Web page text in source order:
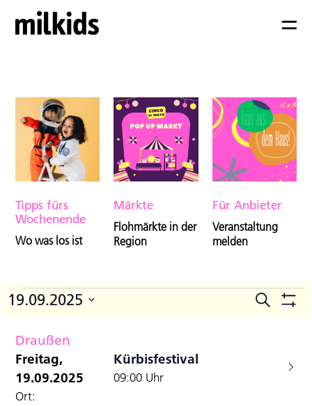
Tipps fürs
Wochenende
Wo was los ist
Märkte
Flohmärkte in der
Region
Für Anbieter
Veranstaltung
melden
Veranstaltungen
für
Freitag,
19.09.2025
Suche
19.09.2025
Draußen
Freitag,
19.09.2025
Kürbisfestival
09:00 Uhr
Ort: